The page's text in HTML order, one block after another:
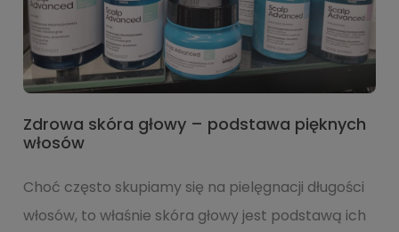
Zdrowa skóra głowy – podstawa pięknych
włosów
Choć często skupiamy się na pielęgnacji długości
włosów, to właśnie skóra głowy jest podstawą ich